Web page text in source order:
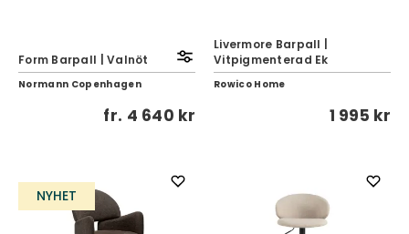
Form Barpall | Valnöt
Normann Copenhagen
fr. 4 640 kr
Livermore Barpall |
Vitpigmenterad Ek
Rowico Home
1 995 kr
NYHET